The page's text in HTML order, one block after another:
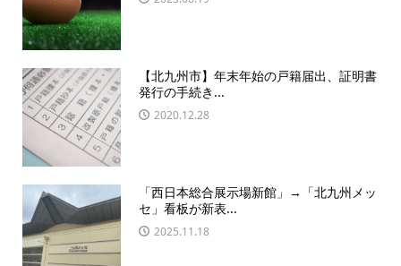
【北九州市】年末年始の戸籍届出、証明書
発行の手続き...
2020.12.28
「西日本総合展示場新館」→「北九州メッ
セ」看板が新表...
2025.11.18